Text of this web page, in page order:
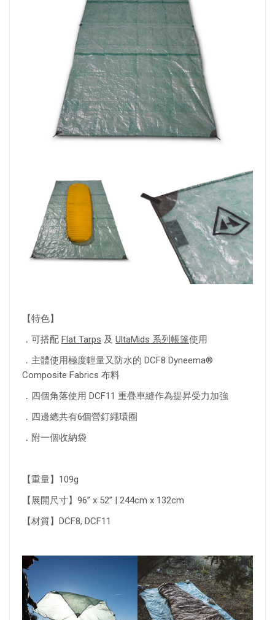
【特色】
．可搭配 Flat Tarps 及 UltaMids 系列帳篷使用
．主體使用極度輕量又防水的 DCF8 Dyneema®
Composite Fabrics 布料
．四個角落使用 DCF11 重疊車縫作為提昇受力加強
．四邊總共有6個營釘繩環圈
．附一個收納袋
【重量】109g
【展開尺寸】96” x 52” | 244cm x 132cm
【材質】DCF8, DCF11